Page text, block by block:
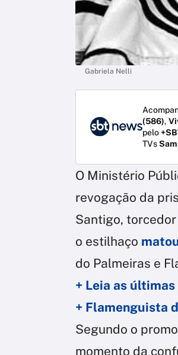
Gabriela Nelli
(586),
pelo
TVs
O Ministério
revogação da
Santigo,
o estilhaço
do Palmeiras e
+ Leia as
+ Flamenguista
Segundo o
momento da